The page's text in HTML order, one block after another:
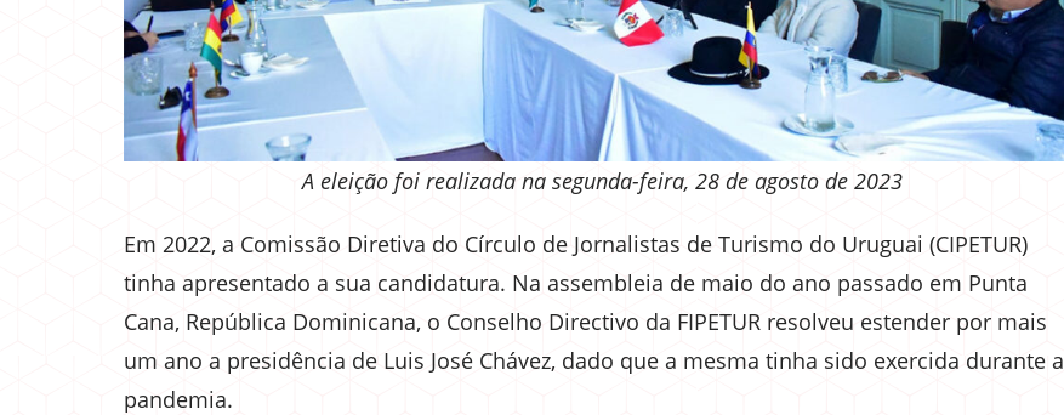
A eleição foi realizada na segunda-feira, 28 de agosto de 2023
Em 2022, a Comissão Diretiva do Círculo de Jornalistas de Turismo do Uruguai (CIPETUR)
tinha apresentado a sua candidatura. Na assembleia de maio do ano passado em Punta
Cana, República Dominicana, o Conselho Directivo da FIPETUR resolveu estender por mais
um ano a presidência de Luis José Chávez, dado que a mesma tinha sido exercida durante a
pandemia.